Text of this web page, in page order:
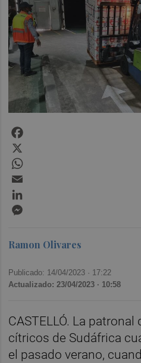
Ramon Olivares
Publicado: 14/04/2023 · 17:22
Actualizado: 23/04/2023 · 10:58
CASTELLÓ. La
cítricos de Sudáfrica
el pasado verano,